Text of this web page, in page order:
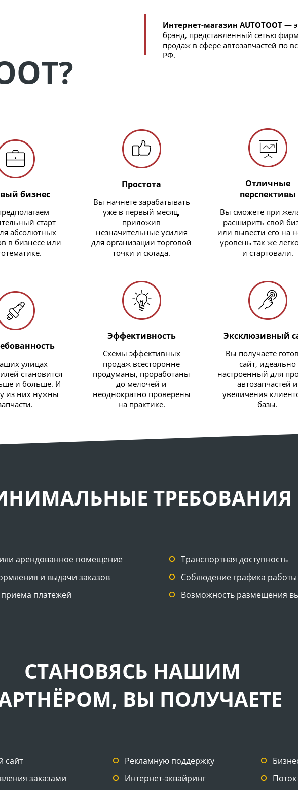
Интернет-магазин AUTOTOOT —
брэнд, представленный сетью
продаж в сфере автозапчастей по
РФ.
бизнес
старт
абсолютных
в бизнесе или
Простота
Вы начнете зарабатывать
уже в первый месяц,
приложив
незначительные усилия
для организации торговой
точки и склада.
Отличные
перспективы
Вы сможете при
расширить свой
или вывести его на
уровень так же
и стартовали.
улицах
становится
и больше. И
из них нужны
Эффективность
Схемы эффективных
продаж всесторонне
продуманы, проработаны
до мелочей и
неоднократно проверены
на практике.
Эксклюзивный
Вы получаете
сайт, идеально
настроенный для
автозапчастей и
увеличения
базы.
ТРЕБОВАНИЯ
арендованное помещение
и выдачи заказов
платежей
Транспортная доступность
Соблюдение графика работы
Возможность размещения
СТАНОВЯСЬ НАШИМ
ВЫ ПОЛУЧАЕТЕ
сайт
заказами
Рекламную поддержку
Интернет-эквайринг